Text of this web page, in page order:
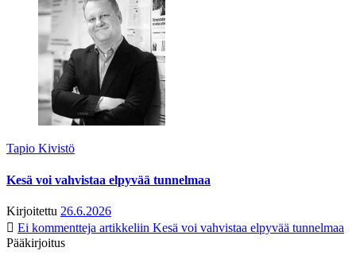
Tapio Kivistö
Kesä voi vahvistaa elpyvää tunnelmaa
Kirjoitettu 26.6.2026
Ei kommentteja artikkeliin Kesä voi vahvistaa elpyvää tunnelmaa
Pääkirjoitus